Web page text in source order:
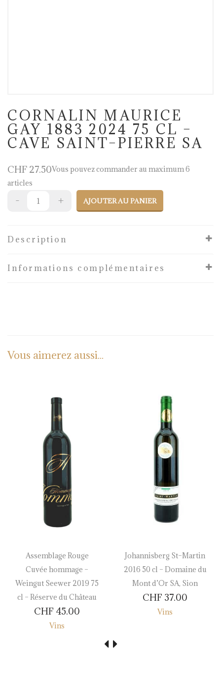
CORNALIN MAURICE
GAY 1883 2024 75 CL –
CAVE SAINT–PIERRE SA
CHF 27.50Vous pouvez commander au maximum 6
articles
AJOUTER AU PANIER
Description
Informations complémentaires
Vous aimerez aussi...
Assemblage Rouge
Cuvée hommage –
Weingut Seewer 2019 75
cl – Réserve du Château
CHF 45.00
Vins
Johannisberg St–Martin
2016 50 cl – Domaine du
Mont d’Or SA, Sion
CHF 37.00
Vins